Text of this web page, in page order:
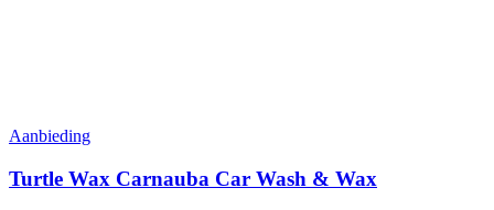
Aanbieding
Turtle Wax Carnauba Car Wash & Wax